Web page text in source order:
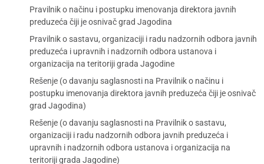
Pravilnik o načinu i postupku imenovanja direktora javnih
preduzeća čiji je osnivač grad Jagodina
Pravilnik o sastavu, organizaciji i radu nadzornih odbora javnih
preduzeća i upravnih i nadzornih odbora ustanova i
organizacija na teritoriji grada Jagodine
Rešenje (o davanju saglasnosti na Pravilnik o načinu i
postupku imenovanja direktora javnih preduzeća čiji je osnivač
grad Jagodina)
Rešenje (o davanju saglasnosti na Pravilnik o sastavu,
organizaciji i radu nadzornih odbora javnih preduzeća i
upravnih i nadzornih odbora ustanova i organizacija na
teritoriji grada Jagodine)